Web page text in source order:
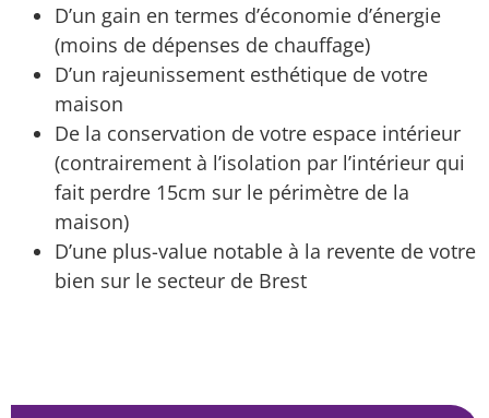
D’un gain en termes d’économie d’énergie
(moins de dépenses de chauffage)
D’un rajeunissement esthétique de votre
maison
De la conservation de votre espace intérieur
(contrairement à l’isolation par l’intérieur qui
fait perdre 15cm sur le périmètre de la
maison)
D’une plus-value notable à la revente de votre
bien sur le secteur de Brest